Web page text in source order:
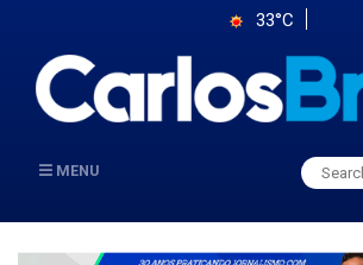
33°C
MENU
Search
for: